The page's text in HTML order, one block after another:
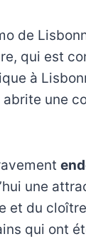
de
qui est
à
une
une
et du
qui ont